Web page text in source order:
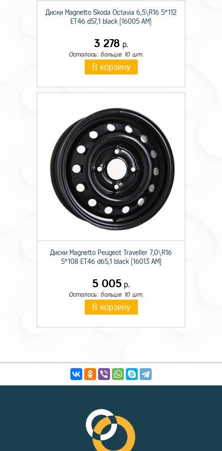
Диски Magnetto Skoda Octavia 6,5\R16 5*112
ET46 d57,1 black [16005 AM]
3 278 р.
Осталось: больше 10 шт.
В корзину
Диски Magnetto Peugeot Traveller 7,0\R16
5*108 ET46 d65,1 black [16013 AM]
5 005 р.
Осталось: больше 10 шт.
В корзину